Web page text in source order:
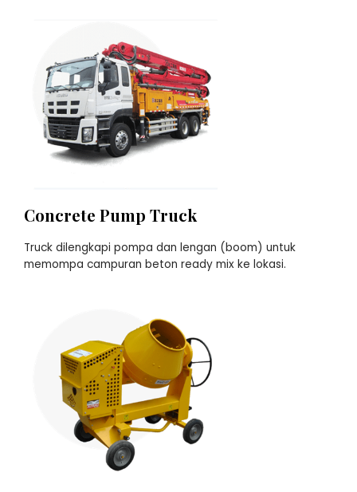
Concrete Pump Truck
Truck dilengkapi pompa dan lengan (boom) untuk
memompa campuran beton ready mix ke lokasi.